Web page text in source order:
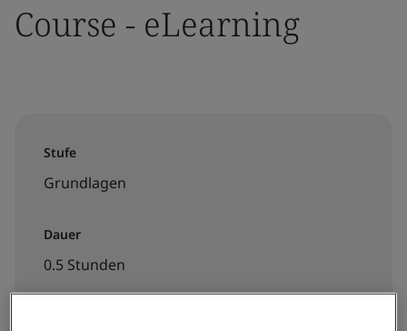
Course - eLearning
Stufe
Grundlagen
Dauer
0.5 Stunden